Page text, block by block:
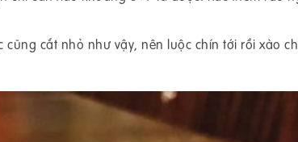
cắt nhỏ như vậy, nên luộc chín tới rồi xào